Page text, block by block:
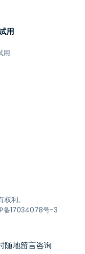
用
用
利。
备17034078号-3
随地留言咨询